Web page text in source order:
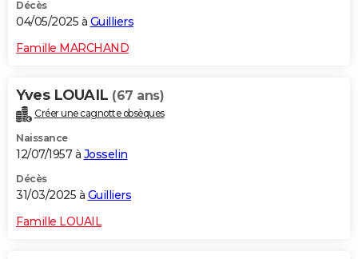
Décès
04/05/2025 à Guilliers
Famille MARCHAND
Yves LOUAIL (67 ans)
Créer une cagnotte obsèques
Naissance
12/07/1957 à Josselin
Décès
31/03/2025 à Guilliers
Famille LOUAIL